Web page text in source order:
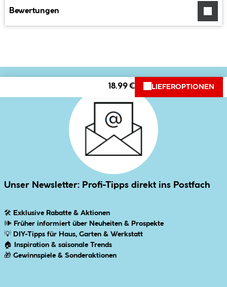
Bewertungen
18.99 € LIEFEROPTIONEN
Unser Newsletter: Profi-Tipps direkt ins Postfach
🛠 Exklusive Rabatte & Aktionen
🕪 Früher informiert über Neuheiten & Prospekte
💡 DIY-Tipps für Haus, Garten & Werkstatt
🏠
Inspiration & saisonale Trends
🎁 Gewinnspiele & Sonderaktionen